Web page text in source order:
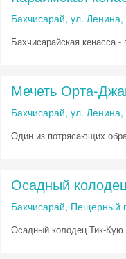
Бахчисарай, ул.
Бахчисарайская кенасса
Мечеть Орта-
Бахчисарай, ул. Ленина,
Один из потрясающих
Осадный
Бахчисарай, Пещерный
Осадный колодец Тик-Кую